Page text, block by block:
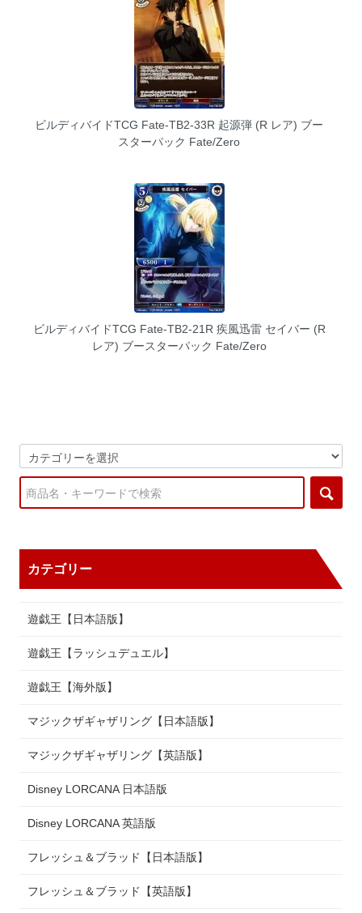
ビルディバイドTCG Fate-TB2-33R 起源弾 (R レア) ブー
スターパック Fate/Zero
ビルディバイドTCG Fate-TB2-21R 疾風迅雷 セイバー (R
レア) ブースターパック Fate/Zero
カテゴリー
遊戯王【日本語版】
遊戯王【ラッシュデュエル】
遊戯王【海外版】
マジックザギャザリング【日本語版】
マジックザギャザリング【英語版】
Disney LORCANA 日本語版
Disney LORCANA 英語版
フレッシュ＆ブラッド【日本語版】
フレッシュ＆ブラッド【英語版】